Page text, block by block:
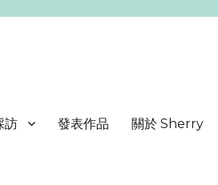
訪 發表作品 關於 Sherry